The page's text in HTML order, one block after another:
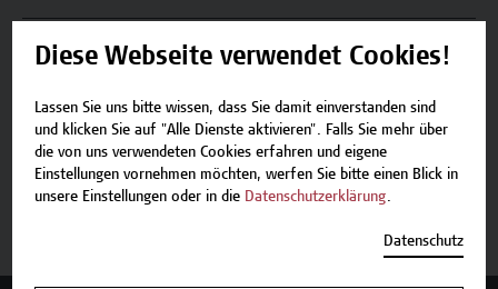
Beschreibung
Termine und Bewerbung
Jetzt anmelden
Diese Webseite verwendet Cookies!
Lassen Sie uns bitte wissen, dass Sie damit einverstanden sind
und klicken Sie auf "Alle Dienste aktivieren". Falls Sie mehr über
die von uns verwendeten Cookies erfahren und eigene
Einstellungen vornehmen möchten, werfen Sie bitte einen Blick in
unsere Einstellungen oder in die Datenschutzerklärung.
Datenschutz